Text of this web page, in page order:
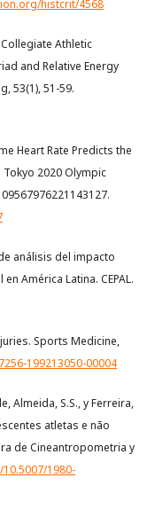
histcrit/4568
Collegiate Athletic
and Relative Energy
53(1), 51-59.
Heart Rate Predicts the
2020 Olympic
análisis del impacto
América Latina. CEPAL.
Sports Medicine,
199213050-00004
Almeida, S.S., y Ferreira,
atletas e não
de Cineantropometria y
1980-